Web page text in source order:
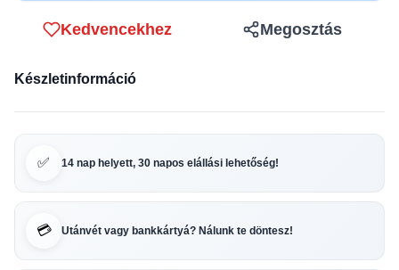
Kedvencekhez Megosztás
Készletinformáció
✅ 14 nap helyett, 30 napos elállási lehetőség!
💳 Utánvét vagy bankkártyá? Nálunk te döntesz!